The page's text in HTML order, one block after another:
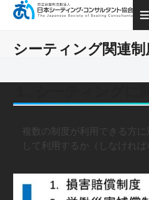
Skip
シーティング関連制
複数の制度が利用できる方
して利用するか（しなければ